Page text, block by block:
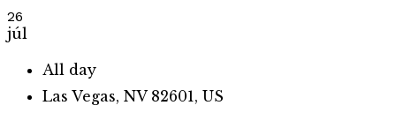
26
júl
All day
Las Vegas, NV 82601, US